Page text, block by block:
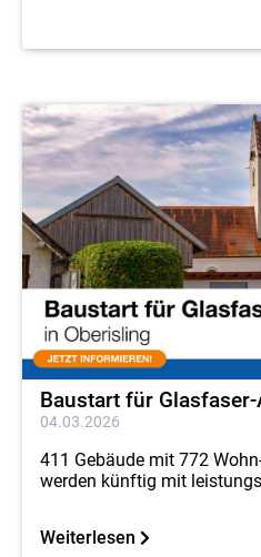
Baustart für
04.03.2026
411 Gebäude mit 772
werden künftig mit
Weiterlesen